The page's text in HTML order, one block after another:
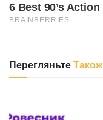
ПерегляньтеТакож